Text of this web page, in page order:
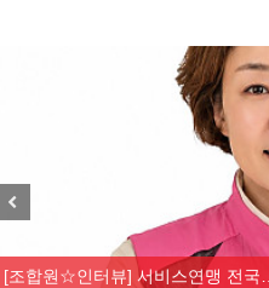
[조합원☆인터뷰] 서비스연맹 전국…